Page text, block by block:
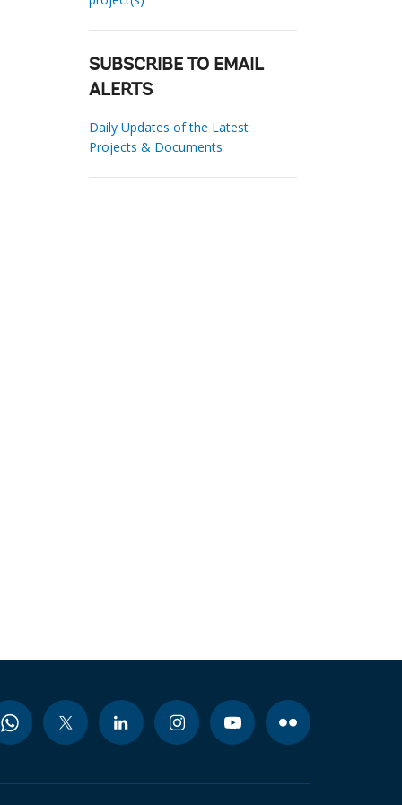
SUBSCRIBE TO EMAIL
ALERTS
Daily Updates of the Latest
Projects & Documents